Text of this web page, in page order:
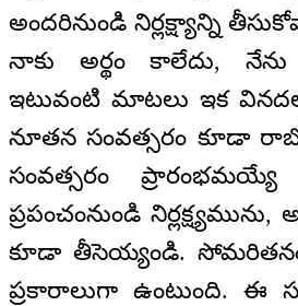
అందరినుండి నిర్లక్ష్యాన్ని
నాకు అర్థం కాలేదు,
ఇటువంటి మాటలు ఇక
నూతన సంవత్సరం కూడా
సంవత్సరం
ప్రపంచంనుండి
కూడా తీసెయ్యండి.
ప్రకారాలుగా ఉంటుంది. ఈ